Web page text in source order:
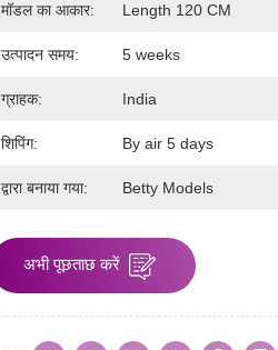
मॉडल का आकार: Length 120 CM
उत्पादन समय: 5 weeks
ग्राहक: India
शिपिंग: By air 5 days
द्वारा बनाया गया: Betty Models
अभी पूछताछ करें